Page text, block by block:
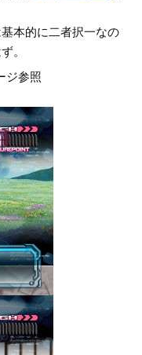
本的に二者択一なの
。
ジ参照